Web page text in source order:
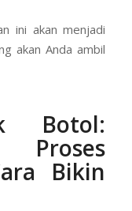
ini akan menjadi
akan Anda ambil
Botol:
Bikin